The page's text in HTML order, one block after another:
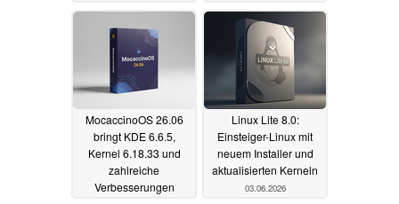
03.06.2026 03.06.2026
MocaccinoOS 26.06
bringt KDE 6.6.5,
Kernel 6.18.33 und
zahlreiche
Verbesserungen
Linux Lite 8.0:
Einsteiger-Linux mit
neuem Installer und
aktualisierten Kerneln
03.06.2026